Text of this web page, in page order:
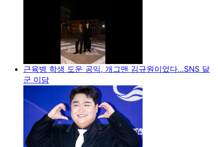
근육병 학생 도운 공익, 개그맨 김규원이었다…SNS 달
군 미담